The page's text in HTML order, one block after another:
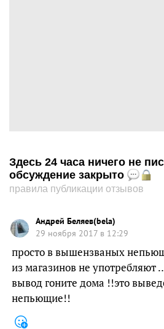
Здесь 24 часа ничего не
обсуждение закрыто
правила публикации отзывов
Андрей Беляев(bela)
29 ноября 2017 в 12:29
просто в вышензваных
из магазинов не употребляют
вывод гоните дома !!это
непьющие!!